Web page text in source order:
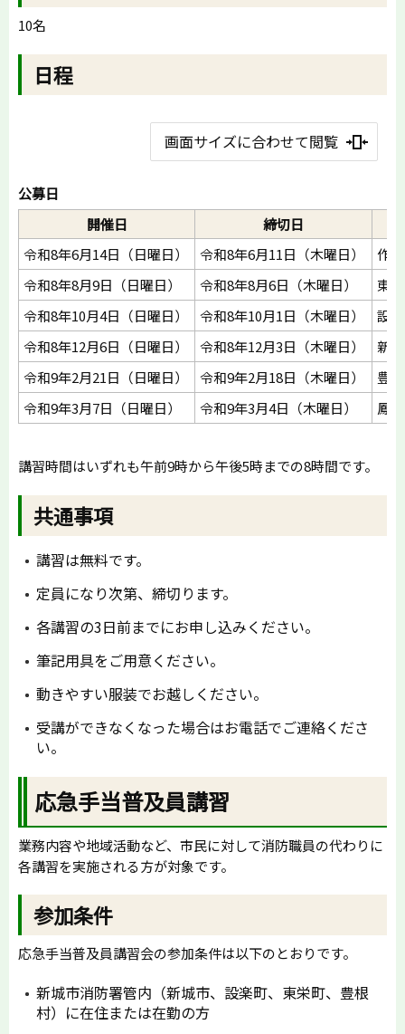
10名
日程
画面サイズに合わせて閲覧
公募日
開催日
締切日
令和8年6月14日（日曜日）
令和8年6月11日（木曜日）
作
令和8年8月9日（日曜日）
令和8年8月6日（木曜日）
東
令和8年10月4日（日曜日）
令和8年10月1日（木曜日）
設
令和8年12月6日（日曜日）
令和8年12月3日（木曜日）
新
令和9年2月21日（日曜日）
令和9年2月18日（木曜日）
豊
令和9年3月7日（日曜日）
令和9年3月4日（木曜日） 鳳
講習時間はいずれも午前9時から午後5時までの8時間です。
共通事項
講習は無料です。
定員になり次第、締切ります。
各講習の3日前までにお申し込みください。
筆記用具をご用意ください。
動きやすい服装でお越しください。
受講ができなくなった場合はお電話でご連絡くださ
い。
応急手当普及員講習
業務内容や地域活動など、市民に対して消防職員の代わりに
各講習を実施される方が対象です。
参加条件
応急手当普及員講習会の参加条件は以下のとおりです。
新城市消防署管内（新城市、設楽町、東栄町、豊根
村）に在住または在勤の方